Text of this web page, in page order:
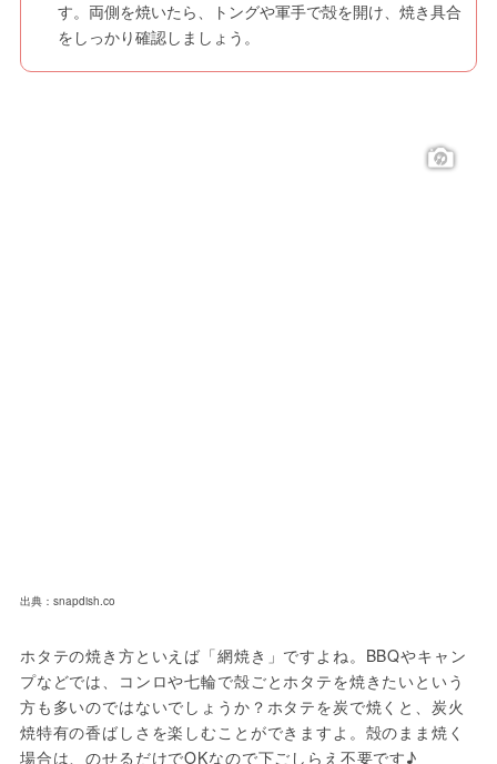
す。両側を焼いたら、トングや軍手で殻を開け、焼き具合
をしっかり確認しましょう。
出典：snapdish.co
ホタテの焼き方といえば「網焼き」ですよね。BBQやキャン
プなどでは、コンロや七輪で殻ごとホタテを焼きたいという
方も多いのではないでしょうか？ホタテを炭で焼くと、炭火
焼特有の香ばしさを楽しむことができますよ。殻のまま焼く
場合は、のせるだけでOKなので下ごしらえ不要です♪